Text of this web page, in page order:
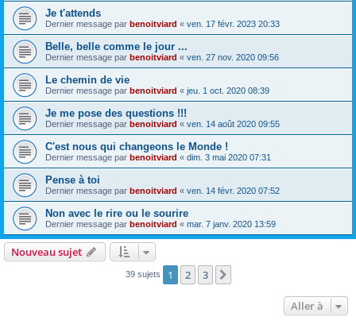
Je t'attends
Dernier message par benoitviard « ven. 17 févr. 2023 20:33
Belle, belle comme le jour ...
Dernier message par benoitviard « ven. 27 nov. 2020 09:56
Le chemin de vie
Dernier message par benoitviard « jeu. 1 oct. 2020 08:39
Je me pose des questions !!!
Dernier message par benoitviard « ven. 14 août 2020 09:55
C'est nous qui changeons le Monde !
Dernier message par benoitviard « dim. 3 mai 2020 07:31
Pense à toi
Dernier message par benoitviard « ven. 14 févr. 2020 07:52
Non avec le rire ou le sourire
Dernier message par benoitviard « mar. 7 janv. 2020 13:59
Nouveau sujet
39 sujets 1 2 3
Aller à